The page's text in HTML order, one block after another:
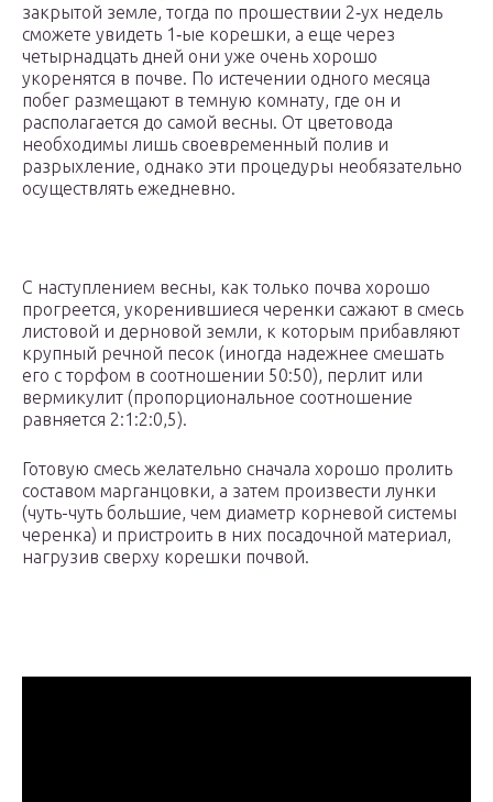
закрытой земле, тогда по прошествии 2‑ух недель
сможете увидеть 1‑ые корешки, а еще через
четырнадцать дней они уже очень хорошо
укоренятся в почве. По истечении одного месяца
побег размещают в темную комнату, где он и
располагается до самой весны. От цветовода
необходимы лишь своевременный полив и
разрыхление, однако эти процедуры необязательно
осуществлять ежедневно.
С наступлением весны, как только почва хорошо
прогреется, укоренившиеся черенки сажают в смесь
листовой и дерновой земли, к которым прибавляют
крупный речной песок (иногда надежнее смешать
его с торфом в соотношении 50:50), перлит или
вермикулит (пропорциональное соотношение
равняется 2:1:2:0,5).
Готовую смесь желательно сначала хорошо пролить
составом марганцовки, а затем произвести лунки
(чуть-чуть большие, чем диаметр корневой системы
черенка) и пристроить в них посадочной материал,
нагрузив сверху корешки почвой.